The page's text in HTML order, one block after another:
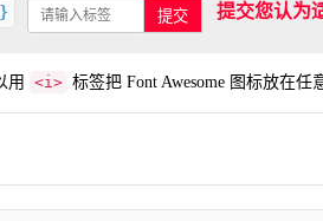
提交 提交您认为
用 <i> 标签把 Font Awesome 图标放在任